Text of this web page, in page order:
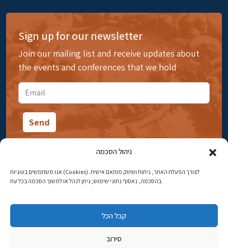
ניהול הסכמה
אנו משתמשים בעוגיות (Cookies) לצורך הפעלת האתר, ניתוח ושיווק מותאם אישית.
בהסכמה, נאסוף נתוני שימוש; ניתן לנהל או למשוך הסכמה בכל עת.
קבל הכל
סירוב
Sign up for our newsletter
Join our mailing list and receive updates about
the events and conferences that we hold
14 Ibn Gabirol Street, Rehavia, Jerusalem
najww2@ybz.org.il